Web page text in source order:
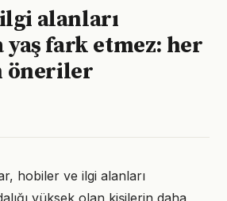
alanları
yaş fark etmez: her
öneriler
hobiler ve ilgi alanları
yüksek olan kişilerin daha